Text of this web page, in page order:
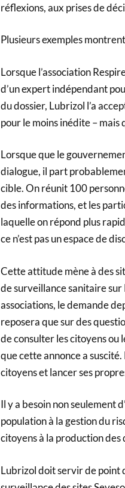
réflexions, aux prises de
Plusieurs exemples
Lorsque l’association
d’un expert indépendant
du dossier, Lubrizol l’a
pour le moins inédite –
Lorsque que le
dialogue, il part
cible. On réunit 100
des informations, et les
laquelle on répond plus
ce n’est pas un espace de
Cette attitude mène à des
de surveillance sanitaire sur
associations, le demande
reposera que sur des
de consulter les citoyens ou
que cette annonce a
citoyens et lancer ses
Il y a besoin non seulement
population à la gestion du
citoyens à la production des
Lubrizol doit servir de point